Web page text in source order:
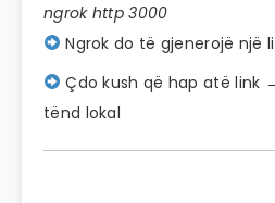
ngrok http3000
Ngrok do të gjenerojë një
Çdo kush që hap atë link
tënd lokal